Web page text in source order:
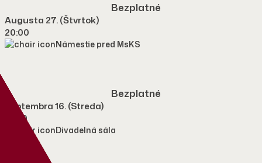
Bezplatné
Augusta 27. (štvrtok)
20:00
Námestie pred MsKS
Bezplatné
Septembra 16. (streda)
19:00
Divadelná sála